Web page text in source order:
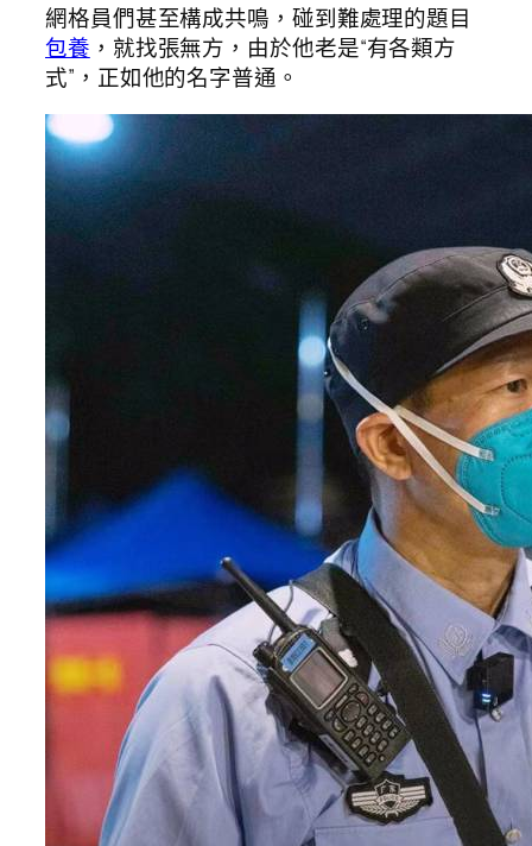
網格員們甚至構成共鳴，碰到難處理的題目
包養 ，就找張無方，由於他老是“有各類方
式”，正如他的名字普通。